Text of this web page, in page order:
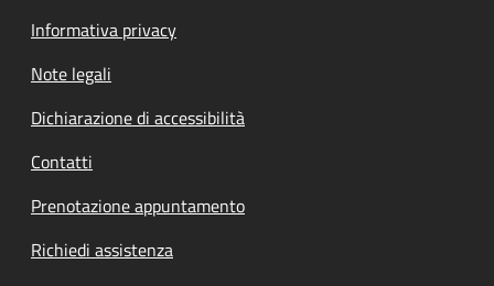
Informativa privacy
Note legali
Dichiarazione di accessibilità
Contatti
Prenotazione appuntamento
Richiedi assistenza